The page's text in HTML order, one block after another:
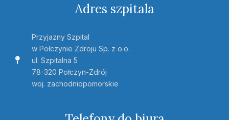
Adres szpitala
Przyjazny Szpital
w Połczynie Zdroju Sp. z o.o.
ul. Szpitalna 5
78-320 Połczyn-Zdrój
woj. zachodniopomorskie